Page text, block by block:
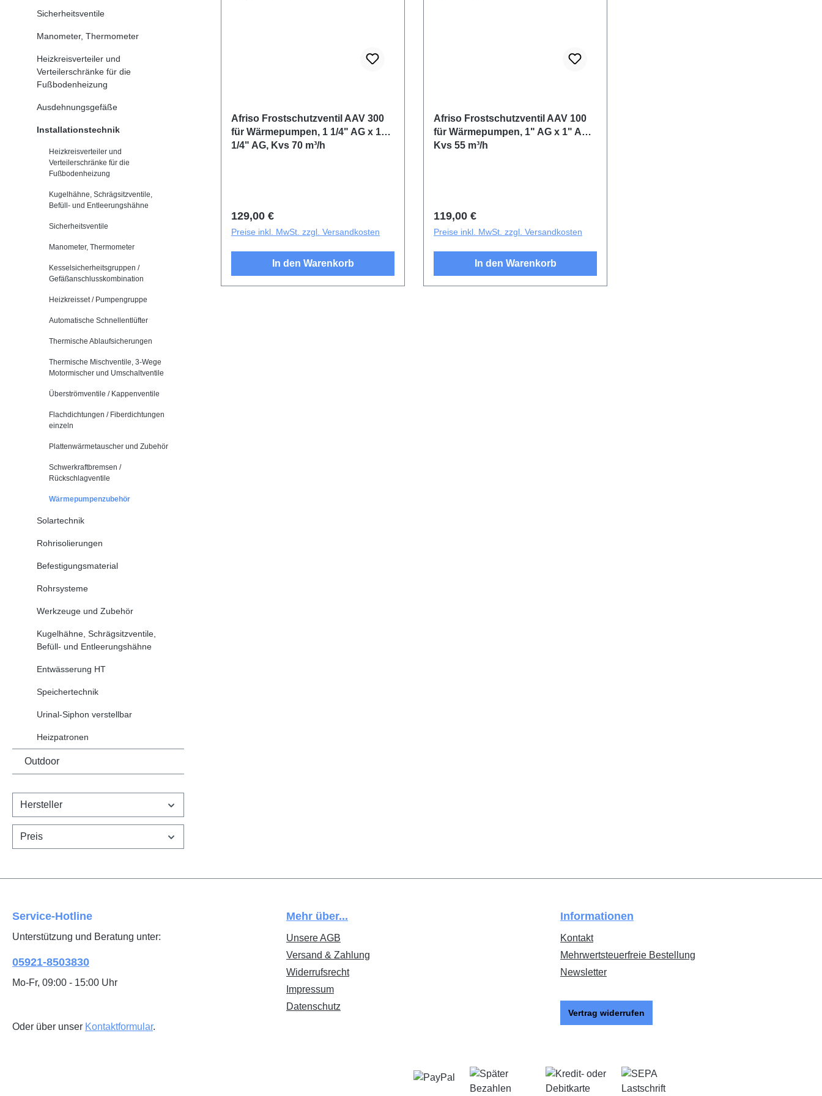
Sicherheitsventile
Manometer, Thermometer
Heizkreisverteiler und
Verteilerschränke für die
Fußbodenheizung
Ausdehnungsgefäße
Installationstechnik
Heizkreisverteiler und
Verteilerschränke für die
Fußbodenheizung
Kugelhähne, Schrägsitzventile,
Befüll- und Entleerungshähne
Sicherheitsventile
Manometer, Thermometer
Kesselsicherheitsgruppen /
Gefäßanschlusskombination
Heizkreisset / Pumpengruppe
Automatische Schnellentlüfter
Thermische Ablaufsicherungen
Thermische Mischventile, 3-Wege
Motormischer und Umschaltventile
Überströmventile / Kappenventile
Flachdichtungen / Fiberdichtungen
einzeln
Plattenwärmetauscher und Zubehör
Schwerkraftbremsen /
Rückschlagventile
Wärmepumpenzubehör
Solartechnik
Rohrisolierungen
Befestigungsmaterial
Rohrsysteme
Werkzeuge und Zubehör
Kugelhähne, Schrägsitzventile,
Befüll- und Entleerungshähne
Entwässerung HT
Speichertechnik
Urinal-Siphon verstellbar
Heizpatronen
Outdoor
Hersteller
Preis
Afriso Frostschutzventil AAV 300
für Wärmepumpen, 1 1/4" AG x 1
1/4" AG, Kvs 70 m³/h
Regulärer Preis:
129,00 €
Preise inkl. MwSt. zzgl. Versandkosten
In den Warenkorb
Afriso Frostschutzventil AAV 100
für Wärmepumpen, 1" AG x 1" AG,
Kvs 55 m³/h
Regulärer Preis:
119,00 €
Preise inkl. MwSt. zzgl. Versandkosten
In den Warenkorb
Service-Hotline
Unterstützung und Beratung unter:
05921-8503830
Mo-Fr, 09:00 - 15:00 Uhr
Oder über unser Kontaktformular.
Mehr über...
Unsere AGB
Versand & Zahlung
Widerrufsrecht
Impressum
Datenschutz
Informationen
Kontakt
Mehrwertsteuerfreie Bestellung
Newsletter
Vertrag widerrufen